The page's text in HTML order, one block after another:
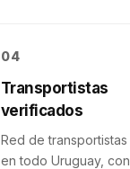
04
Transportistas
verificados
Red de
en todo Uruguay,